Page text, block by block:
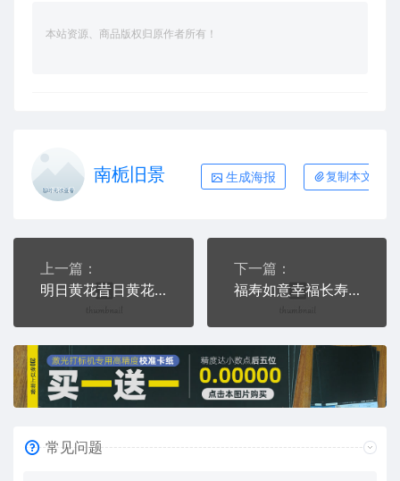
本站资源、商品版权归原作者所有！
南栀旧景 生成海报 复制本文链接
上一篇：
明日黄花昔日黄花已成土又见新花笑今朝PLT格式激光打标文件通用矢量图
下一篇：
福寿如意幸福长寿清代如意博物馆PLT格式激光打标文件通用矢量图
常见问题